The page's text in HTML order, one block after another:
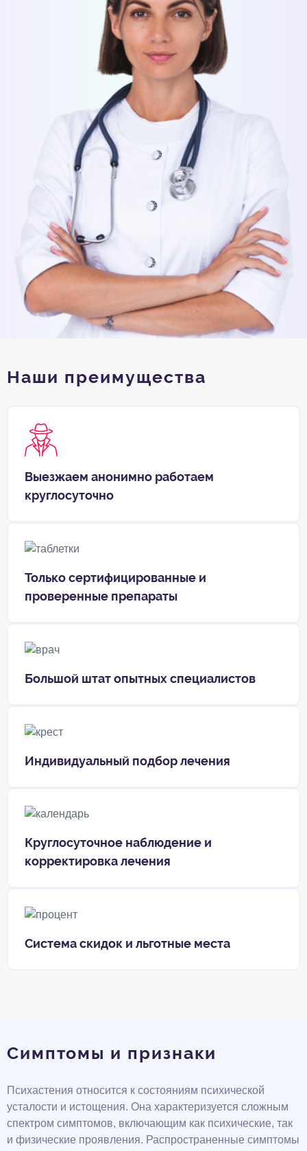
Наши преимущества
Выезжаем анонимно работаем
круглосуточно
Только сертифицированные и
проверенные препараты
Большой штат опытных специалистов
Индивидуальный подбор лечения
Круглосуточное наблюдение и
корректировка лечения
Система скидок и льготные места
Симптомы и признаки
Психастения относится к состояниям психической
усталости и истощения. Она характеризуется сложным
спектром симптомов, включающим как психические, так
и физические проявления. Распространенные симптомы